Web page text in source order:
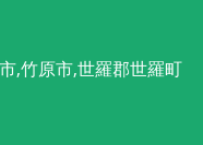
,竹原市,世羅郡世羅町